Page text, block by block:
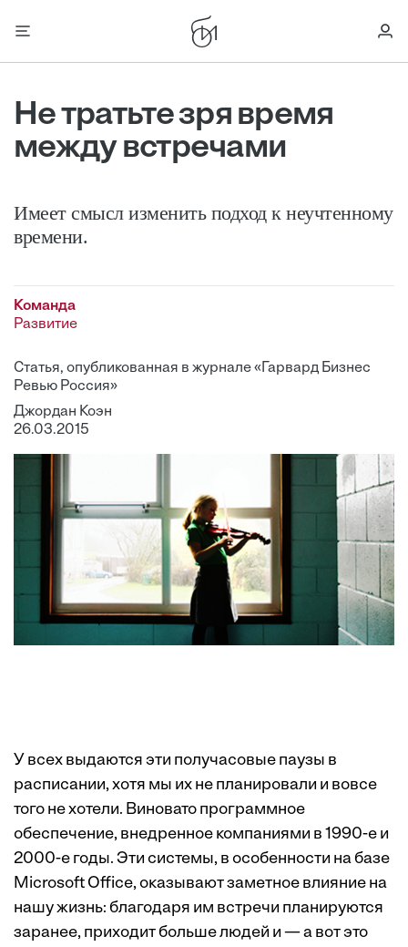
Не тратьте зря время
между встречами
Имеет смысл изменить подход к неучтенному
времени.
Команда
Развитие
Статья, опубликованная в журнале «Гарвард Бизнес
Ревью Россия»
Джордан Коэн
26.03.2015
У всех выдаются эти получасовые паузы в
расписании, хотя мы их не планировали и вовсе
того не хотели. Виновато программное
обеспечение, внедренное компаниями в 1990-е и
2000-е годы. Эти системы, в особенности на базе
Microsoft Office, оказывают заметное влияние на
нашу жизнь: благодаря им встречи планируются
заранее, приходит больше людей и — а вот это